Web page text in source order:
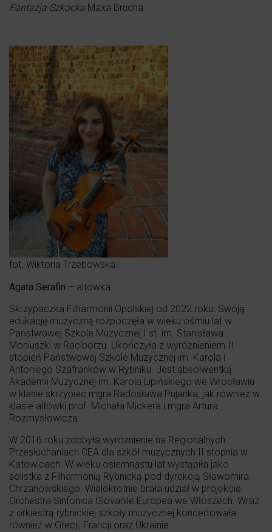
Fantazja Szkocka Maxa Brucha.
fot. Wiktoria Trzebowska
Agata Serafin – altówka
Skrzypaczka Filharmonii Opolskiej od 2022 roku. Swoją
edukację muzyczną rozpoczęła w wieku ośmiu lat w
Państwowej Szkole Muzycznej I st. im. Stanisława
Moniuszki w Raciborzu. Ukończyła z wyróżnieniem II
stopień Państwowej Szkole Muzycznej im. Karola i
Antoniego Szafranków w Rybniku. Jest absolwentką
Akademii Muzycznej im. Karola Lipińskiego we Wrocławiu
w klasie skrzypiec mgra Radosława Pujanka, jak również w
klasie altówki prof. Michała Mickera i mgra Artura
Rozmysłowicza.
W 2016 roku zdobyła wyróżnienie na Regionalnych
Przesłuchaniach CEA dla szkół muzycznych II stopnia w
Katowicach. W wieku osiemnastu lat wystąpiła jako
solistka z Filharmonią Rybnicką pod dyrekcją Sławomira
Chrzanowskiego. Wielokrotnie brała udział w projekcie
Orchestra Sinfonica Giovanile Europea we Włoszech. Wraz
z orkiestrą rybnickiej szkoły muzycznej koncertowała
również w Grecji, Francji oraz Ukrainie.